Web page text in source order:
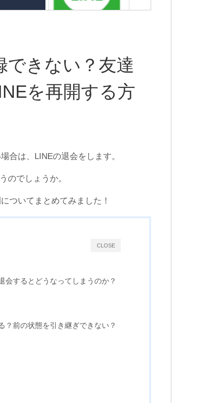
どうなる？
手順を再確認
なのに…LINE
法まとめ
LINEで友達をリストから削
できない？友達
を再開する方
合は、LINEの退会をします。
のでしょうか。
ついてまとめてみました！
CLOSE
会するとどうなってしまうのか？
？前の状態を引き継ぎできない？